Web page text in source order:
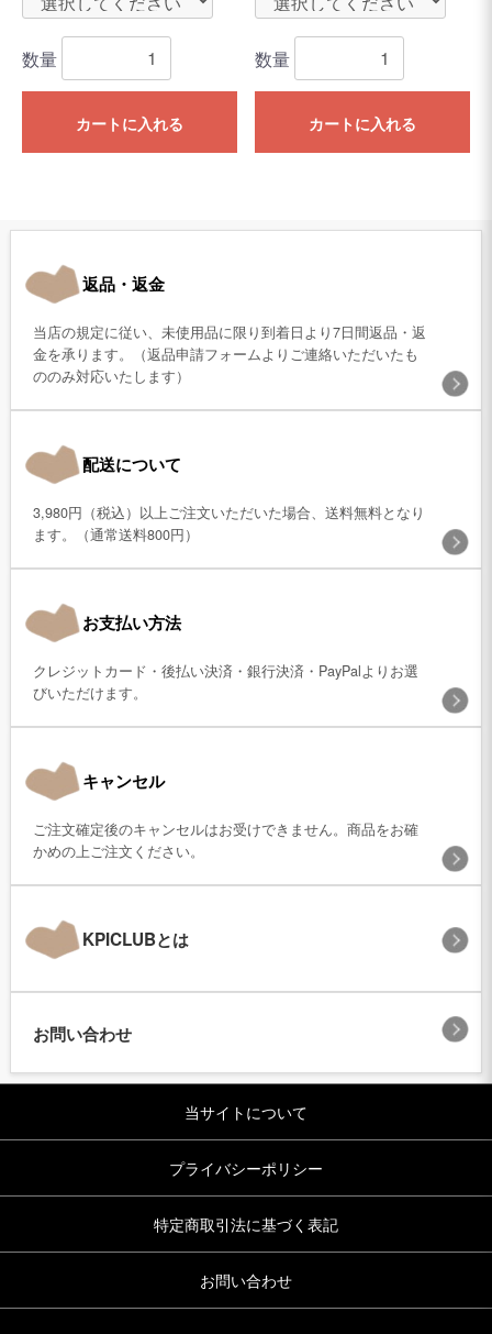
数量
カートに入れる
数量
カートに入れる
返品・返金
当店の規定に従い、未使用品に限り到着日より7日間返品・返
金を承ります。（返品申請フォームよりご連絡いただいたも
ののみ対応いたします）
配送について
3,980円（税込）以上ご注文いただいた場合、送料無料となり
ます。（通常送料800円）
お支払い方法
クレジットカード・後払い決済・銀行決済・PayPalよりお選
びいただけます。
キャンセル
ご注文確定後のキャンセルはお受けできません。商品をお確
かめの上ご注文ください。
KPICLUBとは
お問い合わせ
当サイトについて
プライバシーポリシー
特定商取引法に基づく表記
お問い合わせ